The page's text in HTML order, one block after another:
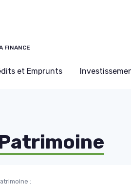
FINANCE
et Emprunts
: